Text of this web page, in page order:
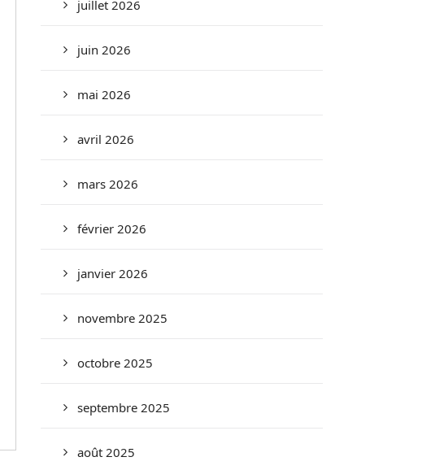
juillet 2026
juin 2026
mai 2026
avril 2026
mars 2026
février 2026
janvier 2026
novembre 2025
octobre 2025
septembre 2025
août 2025